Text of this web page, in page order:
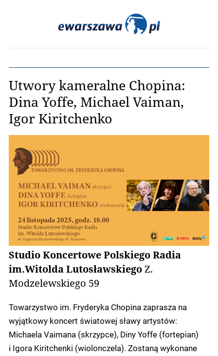
Utwory kameralne Chopina:
Dina Yoffe, Michael Vaiman,
Igor Kiritchenko
Studio Koncertowe Polskiego Radia
im.Witolda Lutosławskiego Z.
Modzelewskiego 59
Towarzystwo im. Fryderyka Chopina zaprasza na
wyjątkowy koncert światowej sławy artystów:
Michaela Vaimana (skrzypce), Diny Yoffe (fortepian)
i Igora Kiritchenki (wiolonczela). Zostaną wykonane